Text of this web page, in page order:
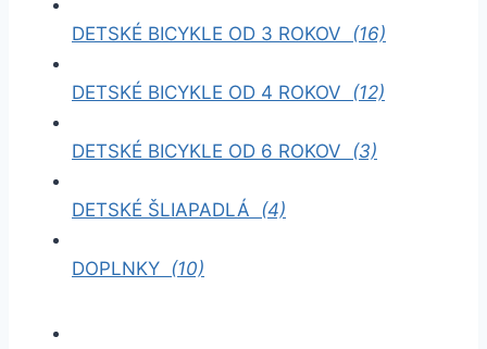
DETSKÉ BICYKLE OD 3 ROKOV (16)
DETSKÉ BICYKLE OD 4 ROKOV (12)
DETSKÉ BICYKLE OD 6 ROKOV (3)
DETSKÉ ŠLIAPADLÁ (4)
DOPLNKY (10)